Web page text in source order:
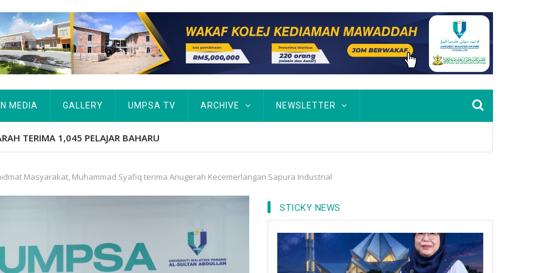
IN MEDIA GALLERY UMPSA TV ARCHIVE NEWSLETTER
TERIMA 1,045 PELAJAR BAHARU
Masyarakat, Muhammad Syafiq terima Anugerah Kecemerlangan Sapura Industrial
STICKY NEWS